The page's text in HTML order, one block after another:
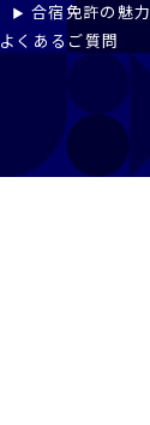
合宿免許の魅力
よくあるご質問